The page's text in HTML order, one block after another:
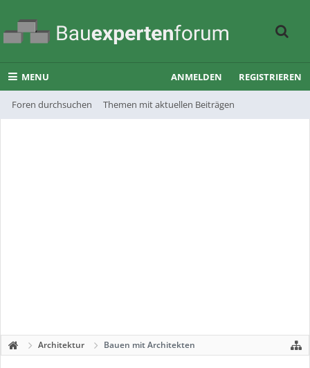
MENU
Foren durchsuchen Themen mit aktuellen Beiträgen
ANMELDEN REGISTRIEREN
Architektur Bauen mit Architekten